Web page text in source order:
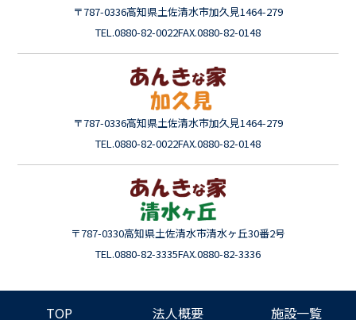
〒787-0336高知県土佐清水市加久見1464-279
TEL.0880-82-0022FAX.0880-82-0148
〒787-0336高知県土佐清水市加久見1464-279
TEL.0880-82-0022FAX.0880-82-0148
〒787-0330高知県土佐清水市清水ヶ丘30番2号
TEL.0880-82-3335FAX.0880-82-3336
TOP 法人概要 施設一覧